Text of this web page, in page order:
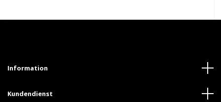
Information
Kundendienst